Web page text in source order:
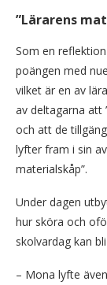
”Lärarens
Som en
poängen med
vilket är en av
av deltagarna att
och att de
lyfter fram i sin
materialskåp”.
Under dagen
hur sköra och
skolvardag kan
– Mona lyfte